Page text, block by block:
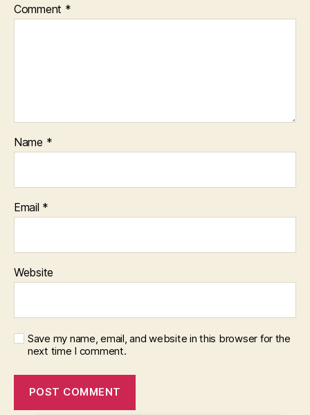
Comment *
Name *
Email *
Website
Save my name, email, and website in this browser for the
next time I comment.